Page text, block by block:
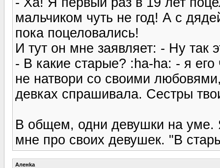
мальчиком чуть не год! А с
пока поцеловались!
И тут он мне заявляет: - Ну так
- В какие старые? :ha-ha: - я
не натвори со своими
девках спрашивала. Сестры
В общем, одни девушки на уме.
мне про своих девушек. "В
Аленka